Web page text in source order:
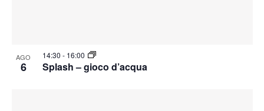
AGO
6 Splash – gioco d’acqua
14:30 - 16:00